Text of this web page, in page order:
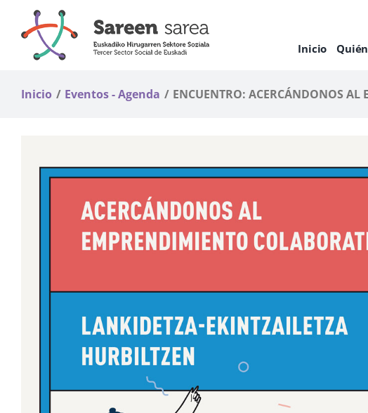
contenido
Inicio
Inicio Eventos - Agenda ENCUENTRO: ACERCÁNDONOS